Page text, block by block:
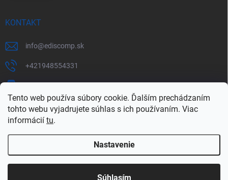
Tento web používa súbory cookie. Ďalším prechádzaním
tohto webu vyjadrujete súhlas s ich používaním. Viac
informácií tu.
Nastavenie
Súhlasím
KONTAKT
info@ediscomp.sk
+421948554331
Copyright 2026ediscomp. Všetky práva vyhradené.Upraviť nastavenie
cookies